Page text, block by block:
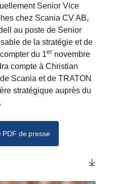
Senior Vice
chez Scania CV AB,
au poste de Senior
de la stratégie et de
du 1er novembre
compte à Christian
Scania et de TRATON
stratégique auprès du
PDF de presse